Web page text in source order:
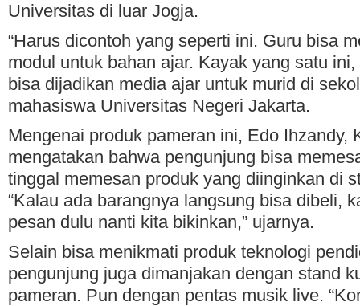
Universitas di luar Jogja.
“Harus dicontoh yang seperti ini. Guru bisa
modul untuk bahan ajar. Kayak yang satu
bisa dijadikan media ajar untuk murid di
mahasiswa Universitas Negeri Jakarta.
Mengenai produk pameran ini, Edo Ihzandy,
mengatakan bahwa pengunjung bisa
tinggal memesan produk yang diinginkan di
“Kalau ada barangnya langsung bisa dibeli,
pesan dulu nanti kita bikinkan,” ujarnya.
Selain bisa menikmati produk teknologi
pengunjung juga dimanjakan dengan stand
pameran. Pun dengan pentas musik live.